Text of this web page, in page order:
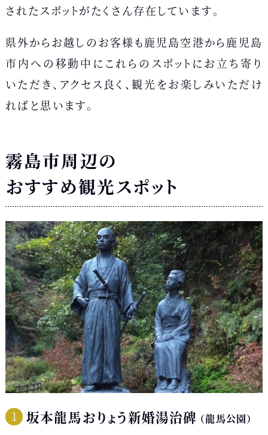
されたスポットがたくさん存在しています。
県外からお越しのお客様も鹿児島空港から鹿児島
市内への移動中にこれらのスポットにお立ち寄り
いただき、アクセス良く、観光をお楽しみいただけ
ればと思います。
霧島市周辺の
おすすめ観光スポット
坂本龍馬おりょう新婚湯治碑 （龍馬公園）